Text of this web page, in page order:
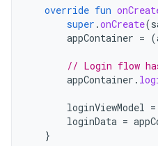
override fun
super .onCreate(
appContainer = (
// Login flow
appContainer .
loginViewModel =
loginData =
}